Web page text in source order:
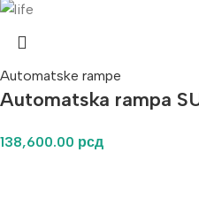
Automatske rampe
Automatska rampa
138,600.00 рсд